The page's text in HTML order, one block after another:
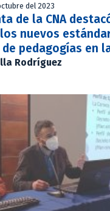
del 2023
de la CNA
nuevos
pedagogías en
Rodríguez